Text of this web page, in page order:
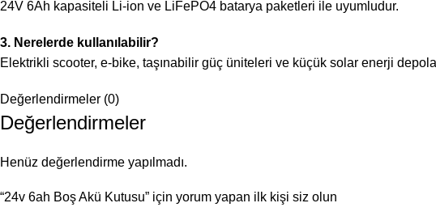
24V 6Ah kapasiteli Li-ion ve LiFePO4 batarya paketleri ile uyumludur.
3. Nerelerde kullanılabilir?
Elektrikli scooter, e-bike, taşınabilir güç üniteleri ve küçük solar enerji
Değerlendirmeler (0)
Değerlendirmeler
Henüz değerlendirme yapılmadı.
“24v 6ah Boş Akü Kutusu” için yorum yapan ilk kişi siz olun